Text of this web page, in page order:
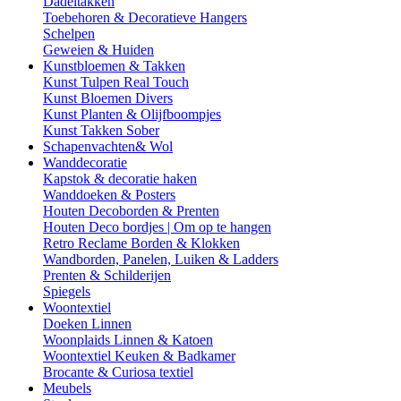
Toebehoren & Decoratieve Hangers
Schelpen
Geweien & Huiden
Kunstbloemen & Takken
Kunst Tulpen Real Touch
Kunst Bloemen Divers
Kunst Planten & Olijfboompjes
Kunst Takken Sober
Schapenvachten& Wol
Wanddecoratie
Kapstok & decoratie haken
Wanddoeken & Posters
Houten Decoborden & Prenten
Houten Deco bordjes | Om op te hangen
Retro Reclame Borden & Klokken
Wandborden, Panelen, Luiken & Ladders
Prenten & Schilderijen
Spiegels
Woontextiel
Doeken Linnen
Woonplaids Linnen & Katoen
Woontextiel Keuken & Badkamer
Brocante & Curiosa textiel
Meubels